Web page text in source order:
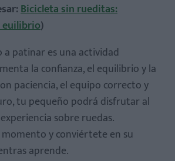
Bicicleta sin rueditas:
euilibrio)
a patinar es una actividad
la confianza, el equilibrio y la
paciencia, el equipo correcto y
tu pequeño podrá disfrutar al
sobre ruedas.
y conviértete en su
aprende.